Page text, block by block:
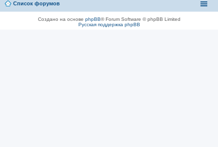
Список форумов
Создано на основе phpBB® Forum Software © phpBB Limited
Русская поддержка phpBB